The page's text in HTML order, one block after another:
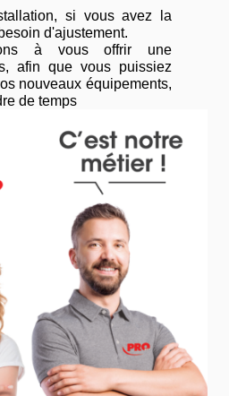
si vous avez la
d'ajustement.
à vous offrir une
afin que vous puissiez
nouveaux équipements,
de temps